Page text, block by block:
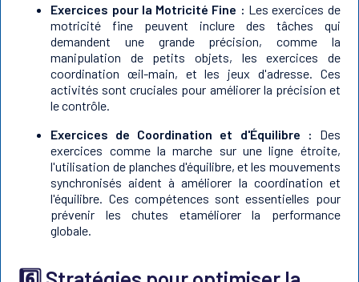
Exercices pour la Motricité Fine : Les exercices de
motricité fine peuvent inclure des tâches qui
demandent une grande précision, comme la
manipulation de petits objets, les exercices de
coordination œil-main, et les jeux d'adresse. Ces
activités sont cruciales pour améliorer la précision et
le contrôle.
Exercices de Coordination et d'Équilibre : Des
exercices comme la marche sur une ligne étroite,
l'utilisation de planches d'équilibre, et les mouvements
synchronisés aident à améliorer la coordination et
l'équilibre. Ces compétences sont essentielles pour
prévenir les chutes etaméliorer la performance
globale.